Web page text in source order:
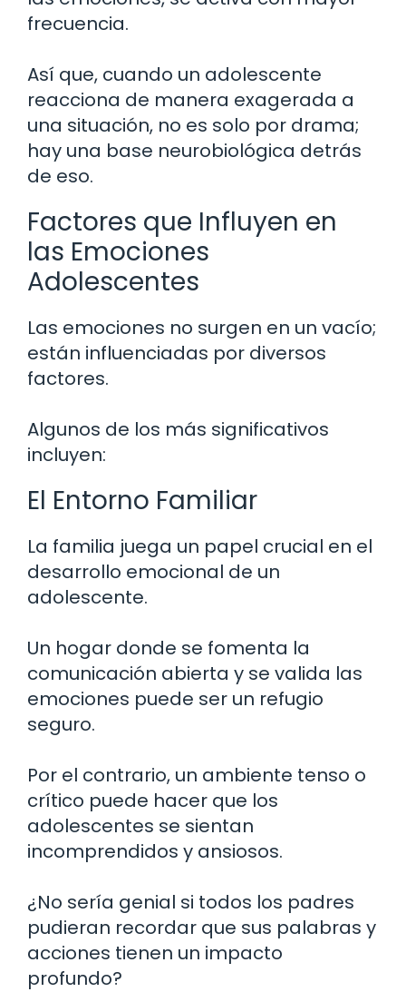
frecuencia.
Así que, cuando un adolescente
reacciona de manera exagerada a
una situación, no es solo por drama;
hay una base neurobiológica detrás
de eso.
Factores que Influyen en
las Emociones
Adolescentes
Las emociones no surgen en un vacío;
están influenciadas por diversos
factores.
Algunos de los más significativos
incluyen:
El Entorno Familiar
La familia juega un papel crucial en el
desarrollo emocional de un
adolescente.
Un hogar donde se fomenta la
comunicación abierta y se valida las
emociones puede ser un refugio
seguro.
Por el contrario, un ambiente tenso o
crítico puede hacer que los
adolescentes se sientan
incomprendidos y ansiosos.
¿No sería genial si todos los padres
pudieran recordar que sus palabras y
acciones tienen un impacto
profundo?